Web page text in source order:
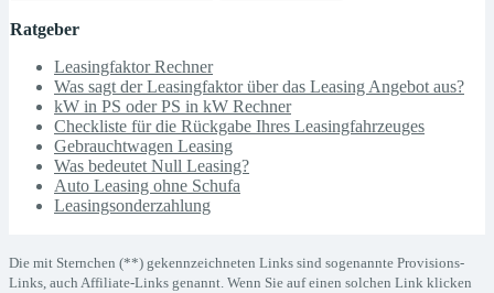
Ratgeber
Leasingfaktor Rechner
Was sagt der Leasingfaktor über das Leasing Angebot aus?
kW in PS oder PS in kW Rechner
Checkliste für die Rückgabe Ihres Leasingfahrzeuges
Gebrauchtwagen Leasing
Was bedeutet Null Leasing?
Auto Leasing ohne Schufa
Leasingsonderzahlung
Die mit Sternchen (**) gekennzeichneten Links sind sogenannte Provisions-
Links, auch Affiliate-Links genannt. Wenn Sie auf einen solchen Link klicken